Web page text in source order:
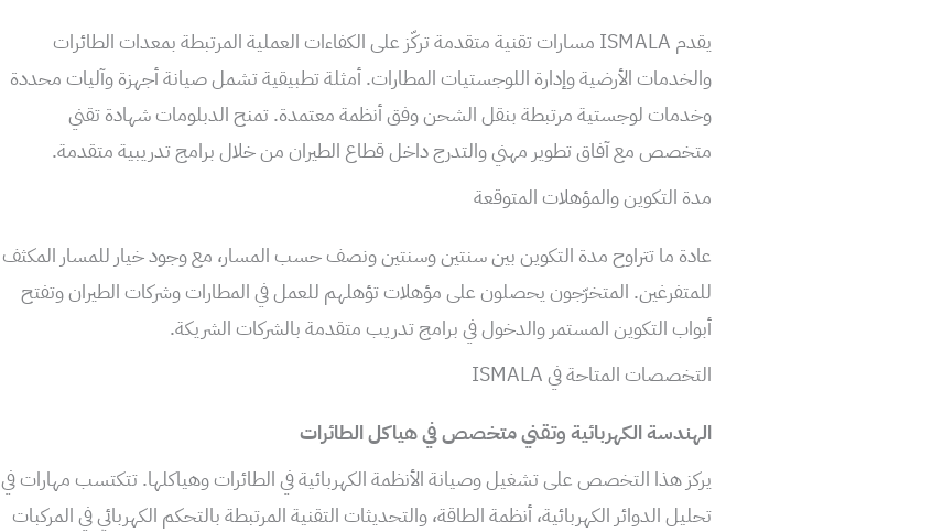
يقدم ISMALA مسارات تقنية متقدمة تركّز على الكفاءات العملية المرتبطة بمعدات الطائرات
والخدمات الأرضية وإدارة اللوجستيات المطارات. أمثلة تطبيقية تشمل صيانة أجهزة وآليات محددة
وخدمات لوجستية مرتبطة بنقل الشحن وفق أنظمة معتمدة. تمنح الدبلومات شهادة تقني
متخصص مع آفاق تطوير مهني والتدرج داخل قطاع الطيران من خلال برامج تدريبية متقدمة.
مدة التكوين والمؤهلات المتوقعة
عادة ما تتراوح مدة التكوين بين سنتين وسنتين ونصف حسب المسار، مع وجود خيار للمسار المكثف
للمتفرغين. المتخرّجون يحصلون على مؤهلات تؤهلهم للعمل في المطارات وشركات الطيران وتفتح
أبواب التكوين المستمر والدخول في برامج تدريب متقدمة بالشركات الشريكة.
التخصصات المتاحة في ISMALA
الهندسة الكهربائية وتقني متخصص في هياكل الطائرات
يركز هذا التخصص على تشغيل وصيانة الأنظمة الكهربائية في الطائرات وهياكلها. تتكتسب مهارات في
تحليل الدوائر الكهربائية، أنظمة الطاقة، والتحديثات التقنية المرتبطة بالتحكم الكهربائي في المركبات